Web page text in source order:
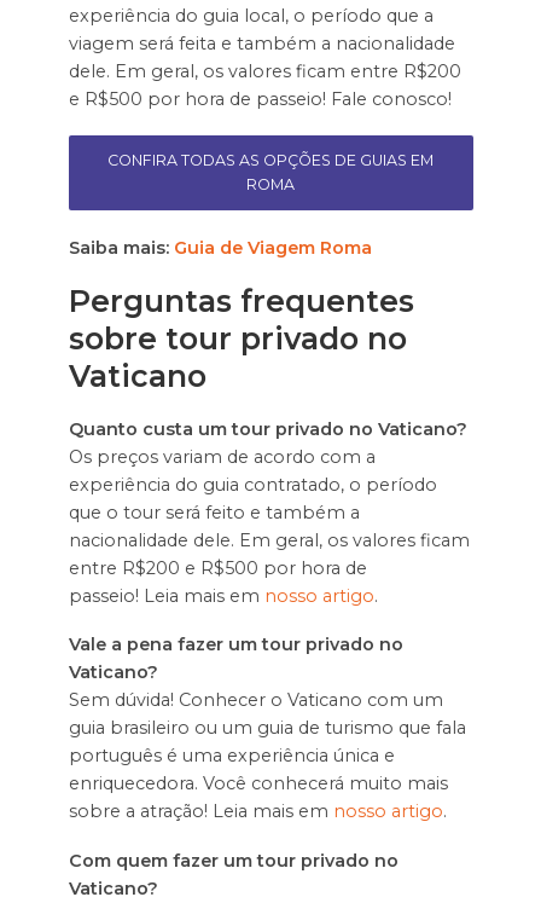
experiência do guia local, o período que a
viagem será feita e também a nacionalidade
dele. Em geral, os valores ficam entre R$200
e R$500 por hora de passeio! Fale conosco!
CONFIRA TODAS AS OPÇÕES DE GUIAS EM
ROMA
Saiba mais: Guia de Viagem Roma
Perguntas frequentes
sobre tour privado no
Vaticano
Quanto custa um tour privado no Vaticano?
Os preços variam de acordo com a
experiência do guia contratado, o período
que o tour será feito e também a
nacionalidade dele. Em geral, os valores ficam
entre R$200 e R$500 por hora de
passeio! Leia mais em nosso artigo.
Vale a pena fazer um tour privado no
Vaticano?
Sem dúvida! Conhecer o Vaticano com um
guia brasileiro ou um guia de turismo que fala
português é uma experiência única e
enriquecedora. Você conhecerá muito mais
sobre a atração! Leia mais em nosso artigo.
Com quem fazer um tour privado no
Vaticano?